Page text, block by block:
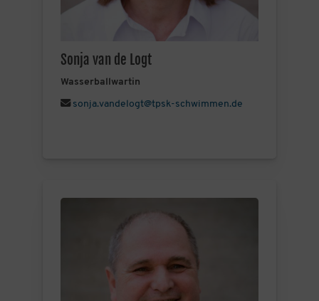
Sonja van de Logt
Wasserballwartin
sonja.vandelogt@tpsk-schwimmen.de